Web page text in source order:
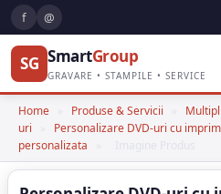
f @
SG SmartGroup
GRAVARE • STAMPILE • SERVICE
Home Produse & Servicii
uri
Personalizare DVD-uri cu
personalizata